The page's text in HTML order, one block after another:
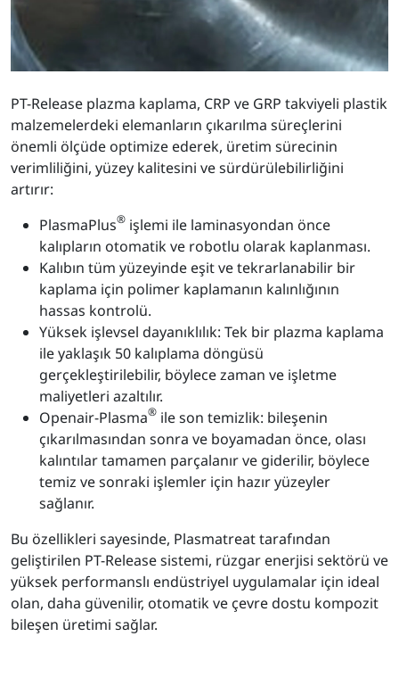
PT-Release plazma kaplama, CRP ve GRP takviyeli plastik
malzemelerdeki elemanların çıkarılma süreçlerini
önemli ölçüde optimize ederek, üretim sürecinin
verimliliğini, yüzey kalitesini ve sürdürülebilirliğini
artırır:
PlasmaPlus® işlemi ile laminasyondan önce
kalıpların otomatik ve robotlu olarak kaplanması.
Kalıbın tüm yüzeyinde eşit ve tekrarlanabilir bir
kaplama için polimer kaplamanın kalınlığının
hassas kontrolü.
Yüksek işlevsel dayanıklılık: Tek bir plazma kaplama
ile yaklaşık 50 kalıplama döngüsü
gerçekleştirilebilir, böylece zaman ve işletme
maliyetleri azaltılır.
Openair-Plasma® ile son temizlik: bileşenin
çıkarılmasından sonra ve boyamadan önce, olası
kalıntılar tamamen parçalanır ve giderilir, böylece
temiz ve sonraki işlemler için hazır yüzeyler
sağlanır.
Bu özellikleri sayesinde, Plasmatreat tarafından
geliştirilen PT-Release sistemi, rüzgar enerjisi sektörü ve
yüksek performanslı endüstriyel uygulamalar için ideal
olan, daha güvenilir, otomatik ve çevre dostu kompozit
bileşen üretimi sağlar.